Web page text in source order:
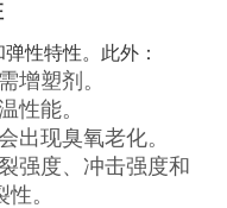
性特性。此外：
增塑剂。
性能。
出现臭氧老化。
强度、冲击强度和
。